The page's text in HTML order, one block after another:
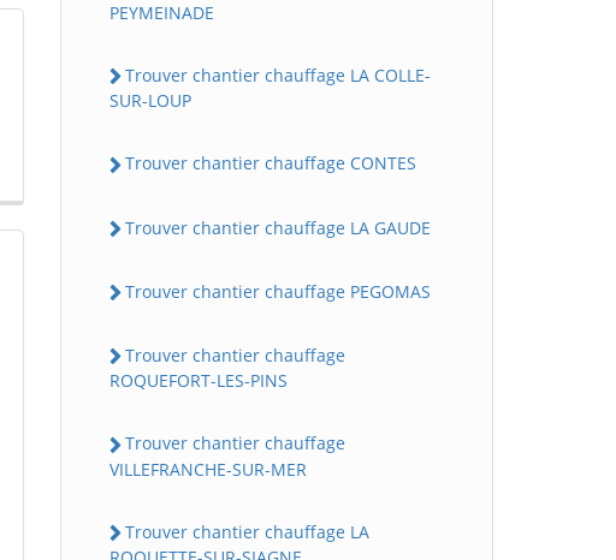
PEYMEINADE
Trouver chantier chauffage LA COLLE-
SUR-LOUP
Trouver chantier chauffage CONTES
Trouver chantier chauffage LA GAUDE
Trouver chantier chauffage PEGOMAS
Trouver chantier chauffage
ROQUEFORT-LES-PINS
Trouver chantier chauffage
VILLEFRANCHE-SUR-MER
Trouver chantier chauffage LA